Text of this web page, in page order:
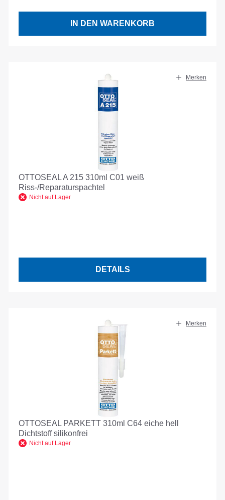
IN DEN WARENKORB
Merken
OTTOSEAL A 215 310ml C01 weiß
Riss-/Reparaturspachtel
Nicht auf Lager
DETAILS
Merken
OTTOSEAL PARKETT 310ml C64 eiche hell
Dichtstoff silikonfrei
Nicht auf Lager